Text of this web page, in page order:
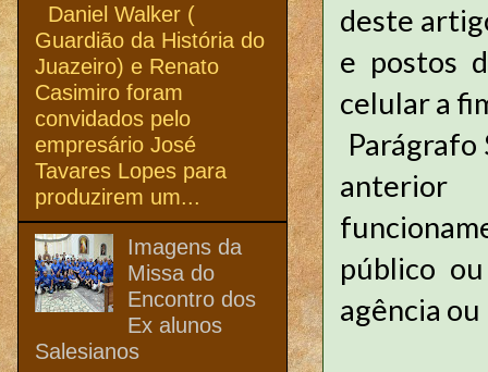
deste
e postos
celular a
anterior
público
agência
Daniel Walker (
Guardião da História do
Juazeiro) e Renato
Casimiro foram
convidados pelo
empresário José
Tavares Lopes para
produzirem um...
Imagens da
Missa do
Encontro dos
Ex alunos
Salesianos